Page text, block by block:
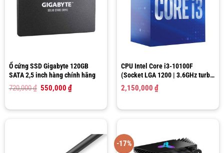
Ổ cứng SSD Gigabyte 120GB
SATA 2,5 inch hàng chính hãng
720,000₫ Giá
720,000 ₫.
550,000 ₫Giá
hiện
là:
CPU Intel Core i3-10100F
(Socket LGA 1200 | 3.6GHz turbo
up to 4.3Ghz | 4 nhân 8 luồng |
6MB Cache)
2,150,000 ₫
-17%